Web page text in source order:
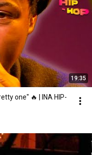
19:35
one" 🔥 | INA HIP-